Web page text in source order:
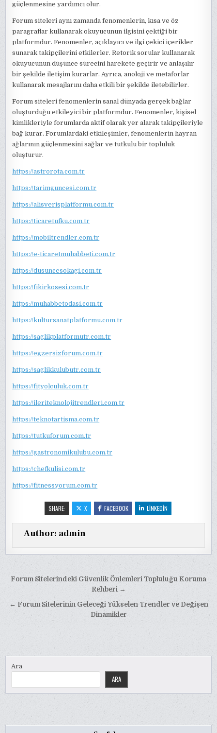
güçlenmesine yardımcı olur.
Forum siteleri aynı zamanda fenomenlerin, kısa ve öz
paragraflar kullanarak okuyucunun ilgisini çektiği bir
platformdur. Fenomenler, açıklayıcı ve ilgi çekici içerikler
sunarak takipçilerini etkilerler. Retorik sorular kullanarak
okuyucunun düşünce sürecini harekete geçirir ve anlaşılır
bir şekilde iletişim kurarlar. Ayrıca, anoloji ve metaforlar
kullanarak mesajlarını daha etkili bir şekilde iletebilirler.
Forum siteleri fenomenlerin sanal dünyada gerçek bağlar
oluşturduğu etkileyici bir platformdur. Fenomenler, kişisel
kimlikleriyle forumlarda aktif olarak yer alarak takipçileriyle
bağ kurar. Forumlardaki etkileşimler, fenomenlerin hayran
ağlarının güçlenmesini sağlar ve tutkulu bir topluluk
oluşturur.
https://astrorota.com.tr
https://tarimguncesi.com.tr
https://alisverisplatformu.com.tr
https://ticaretufku.com.tr
https://mobiltrendler.com.tr
https://e-ticaretmuhabbeti.com.tr
https://dusuncesokagi.com.tr
https://fikirkosesi.com.tr
https://muhabbetodasi.com.tr
https://kultursanatplatformu.com.tr
https://saglikplatformutr.com.tr
https://egzersizforum.com.tr
https://saglikkulubutr.com.tr
https://fityolculuk.com.tr
https://ileriteknolojitrendleri.com.tr
https://teknotartisma.com.tr
https://tutkuforum.com.tr
https://gastronomikulubu.com.tr
https://chefkulisi.com.tr
https://fitnessyorum.com.tr
SHARE: X FACEBOOK LINKEDIN
Author: admin
Yazı
Forum Sitelerindeki Güvenlik Önlemleri Topluluğu Koruma
Rehberi →
← Forum Sitelerinin Geleceği Yükselen Trendler ve Değişen
Dinamikler
Ara
ARA